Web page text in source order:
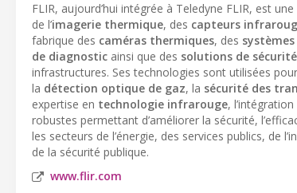
FLIR, aujourd’hui intégrée à Teledyne FLIR, est
de l’imagerie thermique, des capteurs
fabrique des caméras thermiques, des
de diagnostic ainsi que des solutions de sécurité
infrastructures. Ses technologies sont utilisées
la détection optique de gaz, la sécurité des
expertise en technologie infrarouge, l’intégration
robustes permettant d’améliorer la sécurité,
les secteurs de l’énergie, des services publics, de
de la sécurité publique.
www.flir.com